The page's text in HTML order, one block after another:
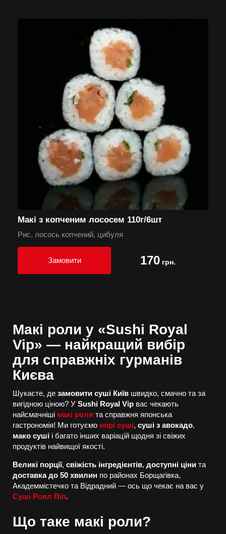
Макі з копченим лососем 110г/6шт
Рис, лосось копчений, цибуля
Замовити 170грн.
Макі роли у «Sushi Royal
Vip» — найкращий вибір
для справжніх гурманів
Києва
Шукаєте, де замовити суші Київ швидко, смачно та за
вигідною ціною? У Sushi Royal Vip вас чекають
найсмачніші макі роли та справжня японська
гастрономія! Ми готуємо норі суші, суші з авокадо,
мако суші і багато інших варіацій щодня зі свіжих
продуктів найвищої якості.
Великі порції, свіжість інгредієнтів, доступні ціни та
доставка до 50 хвилин по районах Борщагівка,
Академмістечко та Відрадний — ось що чекає на вас у
Суші Роял Віп.
Що таке макі роли?